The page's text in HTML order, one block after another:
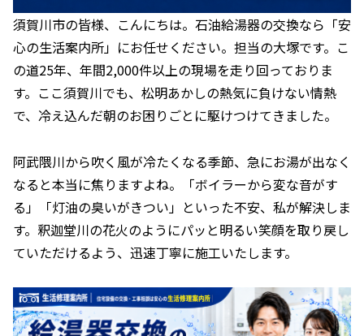
須賀川市の皆様、こんにちは。石油給湯器の交換なら「安
心の生活案内所」にお任せください。担当の大塚です。こ
の道25年、年間2,000件以上の現場を走り回っておりま
す。ここ須賀川でも、松明あかしの熱気に負けない情熱
で、冷え込んだ朝のお困りごとに駆けつけてきました。
阿武隈川から吹く風が冷たくなる季節、急にお湯が出なく
なると本当に焦りますよね。「ボイラーから変な音がす
る」「灯油の臭いがきつい」といった不安、私が解決しま
す。釈迦堂川の花火のようにパッと明るい笑顔を取り戻し
ていただけるよう、迅速丁寧に施工いたします。